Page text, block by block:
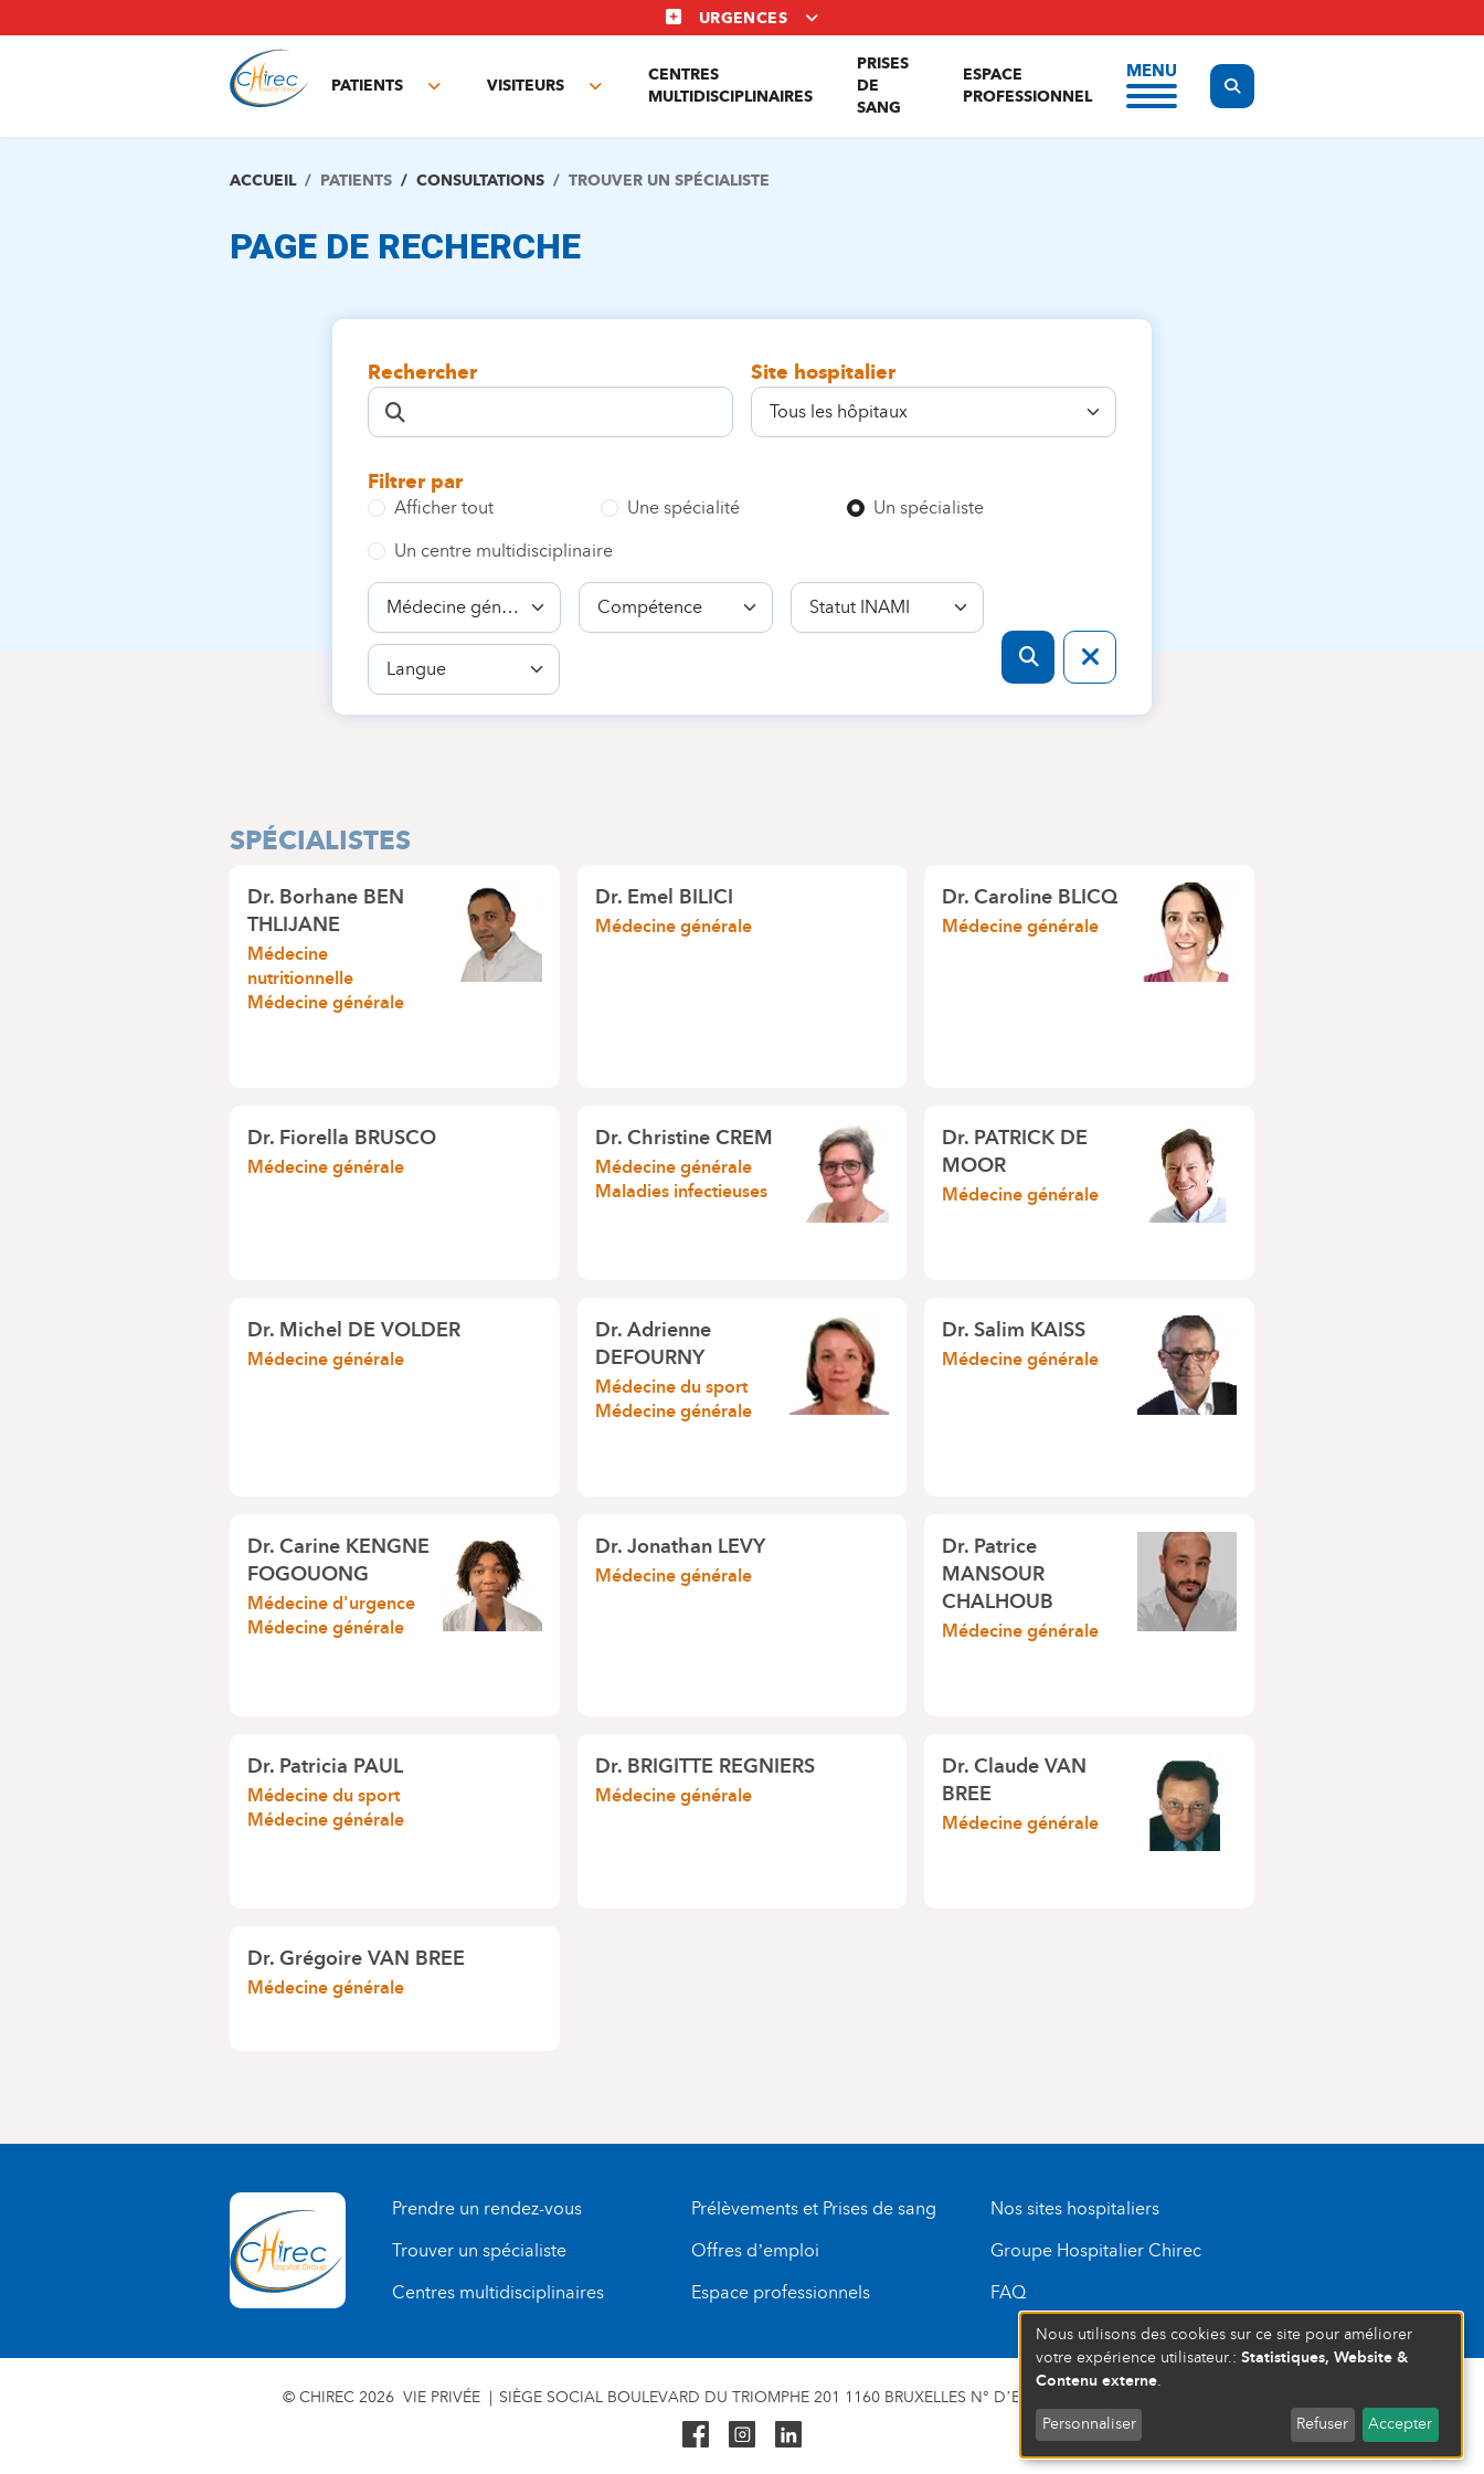
au
URGENCES
PATIENTS
Toggle
VISITEURS
Toggle
CENTRES
MULTIDISCIPLINAIRES
PRISES
DE
SANG
ESPACE
PROFESSIONNEL
MENU
Display the search form
ACCUEIL PATIENTS CONSULTATIONS TROUVER UN SPÉCIALISTE
PAGE DE RECHERCHE
Rechercher Site hospitalier
Filtrer par
Afficher tout Une spécialité Un spécialiste
Un centre multidisciplinaire
Spécialité Compétence
Statut
INAMI
Langue
SPÉCIALISTES
Dr.Borhane BEN
THLIJANE
Médecine
nutritionnelle
Médecine générale
Dr.Emel BILICI
Médecine générale
Dr.Caroline BLICQ
Médecine générale
Dr.Fiorella BRUSCO
Médecine générale
Dr.Christine CREM
Médecine générale
Maladies infectieuses
Dr.PATRICK DE
MOOR
Médecine générale
Dr.Michel DE VOLDER
Médecine générale
Dr.Adrienne
DEFOURNY
Médecine du sport
Médecine générale
Dr.Salim KAISS
Médecine générale
Dr.Carine KENGNE
FOGOUONG
Médecine d'urgence
Médecine générale
Dr.Jonathan LEVY
Médecine générale
Dr.Patrice
MANSOUR
CHALHOUB
Médecine générale
Dr.Patricia PAUL
Médecine du sport
Médecine générale
Dr.BRIGITTE REGNIERS
Médecine générale
Dr.Claude VAN
BREE
Médecine générale
Dr.Grégoire VAN BREE
Médecine générale
Prendre un rendez-vous
Trouver un spécialiste
Centres multidisciplinaires
Prélèvements et Prises de sang
Offres d’emploi
Espace professionnels
Nos sites hospitaliers
Groupe Hospitalier Chirec
FAQ
© CHIREC 2026 VIE PRIVÉE SIÈGE SOCIAL BOULEVARD DU TRIOMPHE 201 1160 BRUXELLES N° D’ENTREPRISE : 472 937 059
Nous utilisons des cookies sur ce site pour améliorer
votre expérience utilisateur.: Statistiques, Website &
Contenu externe.
Personnaliser Refuser Accepter